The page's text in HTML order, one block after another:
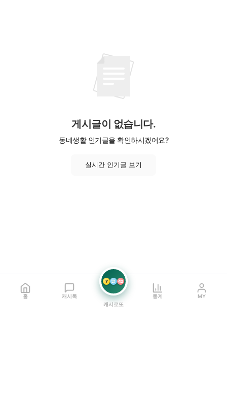
게시글이 없습니다.
동네생활 인기글을 확인하시겠어요?
실시간 인기글 보기
홈 캐시톡
7 21 42
캐시로또
통계 MY